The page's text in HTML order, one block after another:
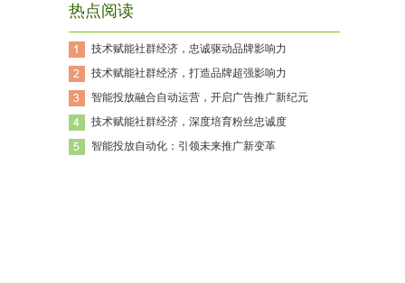
热点阅读
技术赋能社群经济，忠诚驱动品牌影响力
技术赋能社群经济，打造品牌超强影响力
智能投放融合自动运营，开启广告推广新纪元
技术赋能社群经济，深度培育粉丝忠诚度
智能投放自动化：引领未来推广新变革